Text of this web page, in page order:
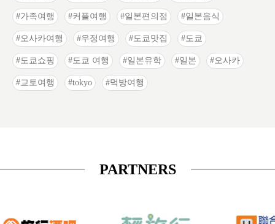
가족여행 커플여행 일본편의점 일본음식
오사카여행 우정여행 도쿄맛집 도쿄
도쿄쇼핑 도쿄 여행 일본유학 일본 오사카
교토여행 tokyo 먹방여행
PARTNERS